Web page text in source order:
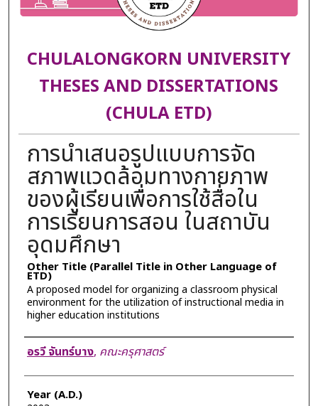
CHULALONGKORN UNIVERSITY
THESES AND DISSERTATIONS
(CHULA ETD)
การนำเสนอรูปแบบการจัด
สภาพแวดล้อมทางกายภาพ
ของผู้เรียนเพื่อการใช้สื่อใน
การเรียนการสอน ในสถาบัน
อุดมศึกษา
Other Title (Parallel Title in Other Language of
ETD)
A proposed model for organizing a classroom physical
environment for the utilization of instructional media in
higher education institutions
Author
อรวี จันทร์บาง, คณะครุศาสตร์
Year (A.D.)